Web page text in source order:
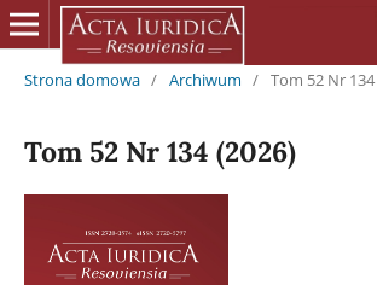
Strona domowa / Archiwum / Tom 52 Nr
Tom 52 Nr 134 (2026)